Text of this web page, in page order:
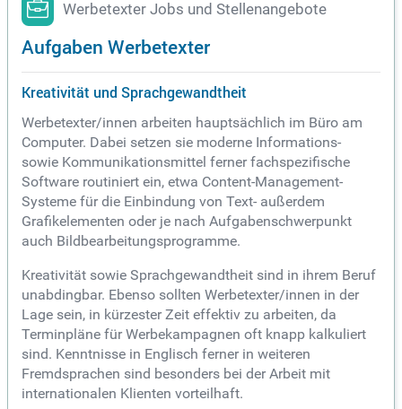
Werbetexter Jobs und Stellenangebote
Aufgaben Werbetexter
Kreativität und Sprachgewandtheit
Werbetexter/innen arbeiten hauptsächlich im Büro am
Computer. Dabei setzen sie moderne Informations-
sowie Kommunikationsmittel ferner fachspezifische
Software routiniert ein, etwa Content-Management-
Systeme für die Einbindung von Text- außerdem
Grafikelementen oder je nach Aufgabenschwerpunkt
auch Bildbearbeitungsprogramme.
Kreativität sowie Sprachgewandtheit sind in ihrem Beruf
unabdingbar. Ebenso sollten Werbetexter/innen in der
Lage sein, in kürzester Zeit effektiv zu arbeiten, da
Terminpläne für Werbekampagnen oft knapp kalkuliert
sind. Kenntnisse in Englisch ferner in weiteren
Fremdsprachen sind besonders bei der Arbeit mit
internationalen Klienten vorteilhaft.